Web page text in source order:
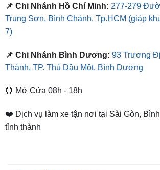
7)
📌 Chi Nhánh Bình Dương:
⏰ Mở Cửa 08h - 18h
❤️ Dịch vụ làm xe tận nơi tại Sài Gòn, Bình